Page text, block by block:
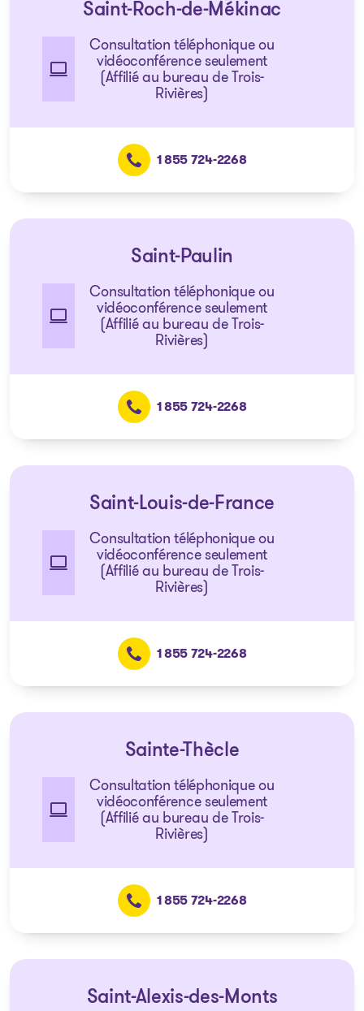
Saint-Roch-de-Mékinac
Consultation téléphonique ou
vidéoconférence seulement
(Affilié au bureau de Trois-
Rivières)
1 855 724-2268
Saint-Paulin
Consultation téléphonique ou
vidéoconférence seulement
(Affilié au bureau de Trois-
Rivières)
1 855 724-2268
Saint-Louis-de-France
Consultation téléphonique ou
vidéoconférence seulement
(Affilié au bureau de Trois-
Rivières)
1 855 724-2268
Sainte-Thècle
Consultation téléphonique ou
vidéoconférence seulement
(Affilié au bureau de Trois-
Rivières)
1 855 724-2268
Saint-Alexis-des-Monts